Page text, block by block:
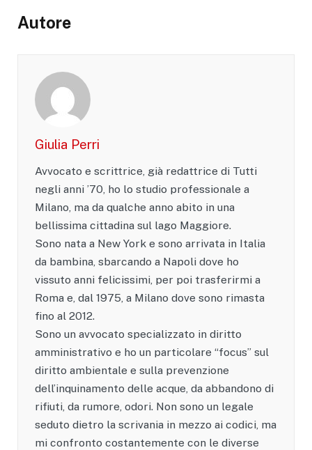
Autore
Giulia Perri
Avvocato e scrittrice, già redattrice di Tutti
negli anni ’70, ho lo studio professionale a
Milano, ma da qualche anno abito in una
bellissima cittadina sul lago Maggiore.
Sono nata a New York e sono arrivata in Italia
da bambina, sbarcando a Napoli dove ho
vissuto anni felicissimi, per poi trasferirmi a
Roma e, dal 1975, a Milano dove sono rimasta
fino al 2012.
Sono un avvocato specializzato in diritto
amministrativo e ho un particolare “focus” sul
diritto ambientale e sulla prevenzione
dell’inquinamento delle acque, da abbandono di
rifiuti, da rumore, odori. Non sono un legale
seduto dietro la scrivania in mezzo ai codici, ma
mi confronto costantemente con le diverse